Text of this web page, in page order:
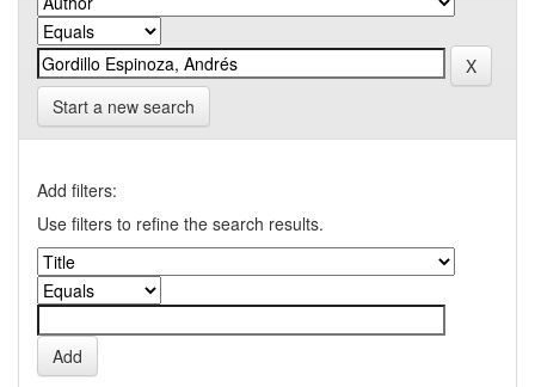
Start a new search
Add filters:
Use filters to refine the search results.